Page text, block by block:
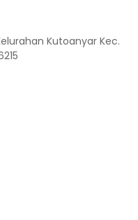
Kutoanyar Kec.